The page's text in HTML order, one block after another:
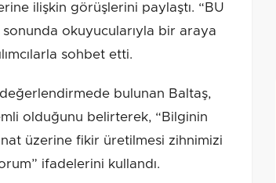
ilişkin görüşlerini paylaştı. “BU
sonunda okuyucularıyla bir araya
sohbet etti.
bulunan Baltaş,
olduğunu belirterek, “Bilginin
üzerine fikir üretilmesi zihnimizi
ifadelerini kullandı.